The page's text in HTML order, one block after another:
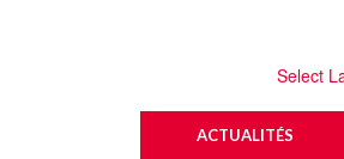
Select
ACTUALITÉS